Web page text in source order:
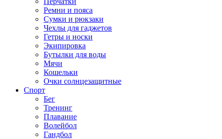
Ремни и пояса
Сумки и рюкзаки
Чехлы для гаджетов
Гетры и носки
Экипировка
Бутылки для воды
Мячи
Кошельки
Очки солнцезащитные
Спорт
Бег
Тренинг
Плавание
Волейбол
Гандбол